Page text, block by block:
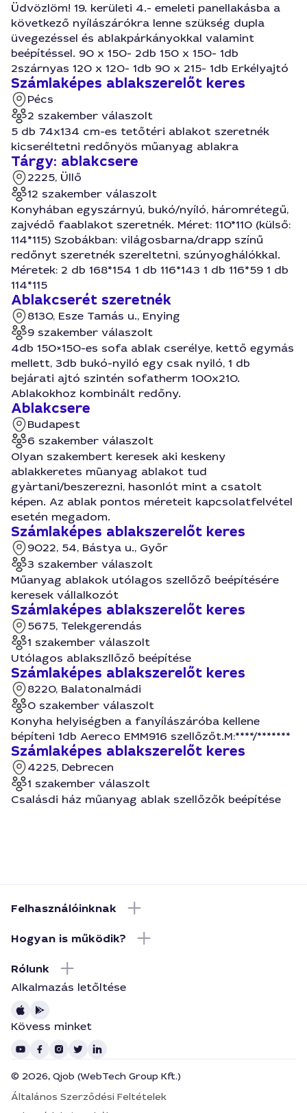
Üdvözlöm! 19. kerületi 4.- emeleti panellakásba a
következő nyílászárókra lenne szükség dupla
üvegezéssel és ablakpárkányokkal valamint
beépítéssel. 90 x 150- 2db 150 x 150- 1db
2szárnyas 120 x 120- 1db 90 x 215- 1db Erkélyajtó
Számlaképes ablakszerelőt keres
Pécs
2 szakember válaszolt
5 db 74x134 cm-es tetőtéri ablakot szeretnék
kicseréltetni redőnyös műanyag ablakra
Tárgy: ablakcsere
2225, Üllő
12 szakember válaszolt
Konyhában egyszárnyú, bukó/nyíló, háromrétegű,
zajvédő faablakot szeretnék. Méret: 110*110 (külső:
114*115) Szobákban: világosbarna/drapp színű
redőnyt szeretnék szereltetni, szúnyoghálókkal.
Méretek: 2 db 168*154 1 db 116*143 1 db 116*59 1 db
114*115
Ablakcserét szeretnék
8130, Esze Tamás u., Enying
9 szakember válaszolt
4db 150×150-es sofa ablak cserélye, kettő egymás
mellett, 3db bukó-nyiló egy csak nyiló, 1 db
bejárati ajtó szintén sofatherm 100x210.
Ablakokhoz kombinált redőny.
Ablakcsere
Budapest
6 szakember válaszolt
Olyan szakembert keresek aki keskeny
ablakkeretes mūanyag ablakot tud
gyàrtani/beszerezni, hasonlót mint a csatolt
képen. Az ablak pontos méreteit kapcsolatfelvétel
esetén megadom.
Számlaképes ablakszerelőt keres
9022, 54, Bástya u., Győr
3 szakember válaszolt
Műanyag ablakok utólagos szellőző beépítésére
keresek vállalkozót
Számlaképes ablakszerelőt keres
5675, Telekgerendás
1 szakember válaszolt
Utólagos ablakszllőző beépítése
Számlaképes ablakszerelőt keres
8220, Balatonalmádi
0 szakember válaszolt
Konyha helyiségben a fanyílászáróba kellene
bépíteni 1db Aereco EMM916 szellőzőt.M:****/*******
Számlaképes ablakszerelőt keres
4225, Debrecen
1 szakember válaszolt
Csalásdi ház műanyag ablak szellőzők beépítése
Felhasználóinknak
Hogyan is működik?
Rólunk
Alkalmazás letőltése
Kövess minket
© 2026, Qjob (WebTech Group Kft.)
Általános Szerződési Feltételek